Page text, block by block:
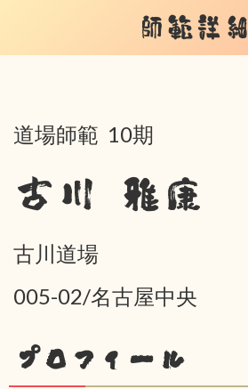
師範詳細
道場師範 10期
古川 雅康
古川道場
005-02/名古屋中央
プロフィール